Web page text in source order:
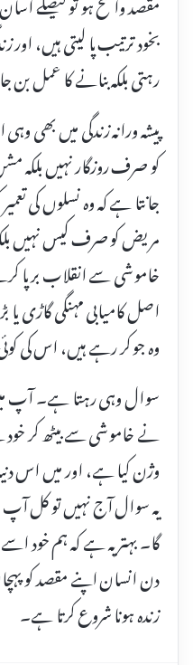
بخود ترتیب پا لیتی ہیں،
رہتی بلکہ بنانے کا عمل
پیشہ ورانہ زندگی میں بھی
کو صرف روزگار نہیں بلکہ
جانتا ہے کہ وہ نسلوں کی
مریض کو صرف کیس نہیں
خاموشی سے انقلاب برپا
اصل کامیابی مہنگی گاڑی یا
وہ جو کر رہے ہیں، اس کی
سوال وہی رہتا ہے۔ آپ
نے خاموشی سے بیٹھ کر خود
وژن کیا ہے، اور میں اس
یہ سوال آج نہیں تو
گا۔ بہتر یہ ہے کہ ہم خود
دن انسان اپنے مقصد کو
زندہ ہونا شروع کرتا ہے۔